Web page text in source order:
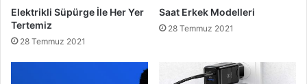
Elektrikli Süpürge İle Her Yer
Tertemiz
28 Temmuz 2021
Saat Erkek Modelleri
28 Temmuz 2021